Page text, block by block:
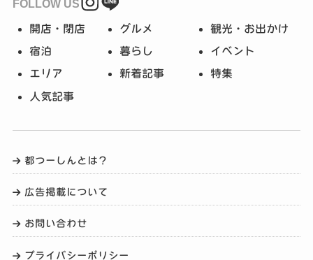
FOLLOW US
開店・閉店 グルメ 観光・お出かけ
宿泊 暮らし イベント
エリア 新着記事 特集
人気記事
都つーしんとは？
広告掲載について
お問い合わせ
プライバシーポリシー